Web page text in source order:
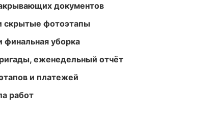
документов
скрытые фотоэтапы
финальная уборка
еженедельный отчёт
и платежей
работ